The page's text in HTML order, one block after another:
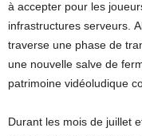
à accepter pour les
infrastructures serveurs.
traverse une phase de
une nouvelle salve de
patrimoine vidéoludique
Durant les mois de juillet